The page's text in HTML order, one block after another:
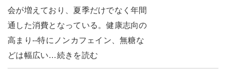
会が増えており、夏季だけでなく年間
通した消費となっている。健康志向の
高まり--特にノンカフェイン、無糖な
どは幅広い…続きを読む